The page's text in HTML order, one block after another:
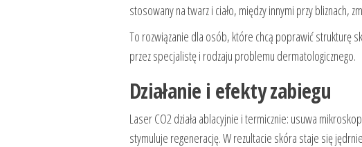
stosowany na twarz i ciało, między innymi przy bliznach,
To rozwiązanie dla osób, które chcą poprawić strukturę
przez specjalistę i rodzaju problemu dermatologicznego.
Działanie i efekty zabiegu
Laser CO2 działa ablacyjnie i termicznie: usuwa
stymuluje regenerację. W rezultacie skóra staje się